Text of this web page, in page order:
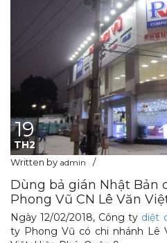
19
TH2
Written by admin
Dùng bả gián Nhật Bản
Phong Vũ CN Lê Văn
Ngày 12/02/2018, Công ty diệt
ty Phong Vũ có chi nhánh Lê